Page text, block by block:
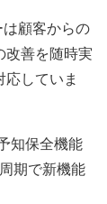
顧客からの
改善を随時実
していま
知保全機能
期で新機能